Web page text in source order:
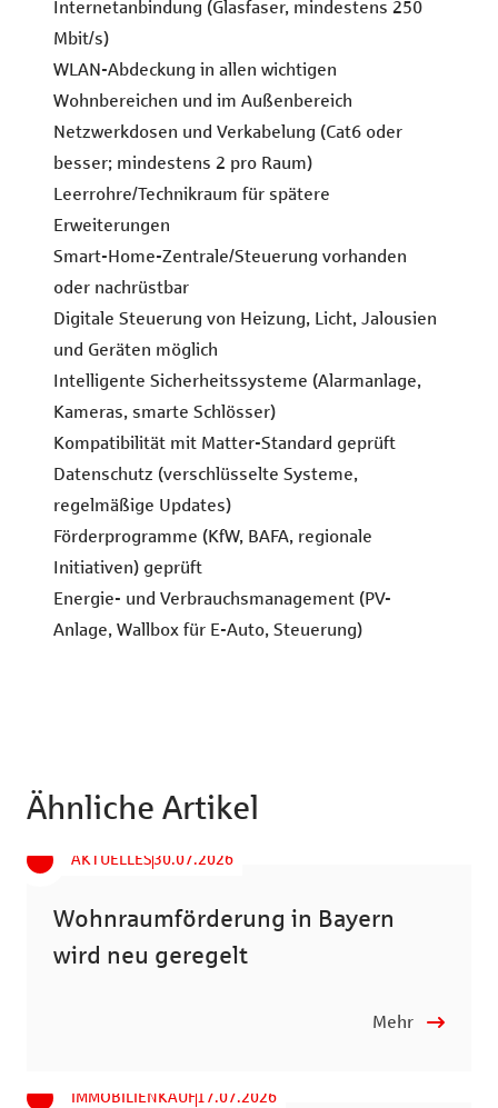
Internetanbindung (Glasfaser, mindestens 250
Mbit/s)
WLAN-Abdeckung in allen wichtigen
Wohnbereichen und im Außenbereich
Netzwerkdosen und Verkabelung (Cat6 oder
besser; mindestens 2 pro Raum)
Leerrohre/Technikraum für spätere
Erweiterungen
Smart-Home-Zentrale/Steuerung vorhanden
oder nachrüstbar
Digitale Steuerung von Heizung, Licht, Jalousien
und Geräten möglich
Intelligente Sicherheitssysteme (Alarmanlage,
Kameras, smarte Schlösser)
Kompatibilität mit Matter-Standard geprüft
Datenschutz (verschlüsselte Systeme,
regelmäßige Updates)
Förderprogramme (KfW, BAFA, regionale
Initiativen) geprüft
Energie- und Verbrauchsmanagement (PV-
Anlage, Wallbox für E-Auto, Steuerung)
Ähnliche Artikel
AKTUELLES30.07.2026
Wohnraumförderung in Bayern
wird neu geregelt
Mehr
IMMOBILIENKAUF 17.07.2026